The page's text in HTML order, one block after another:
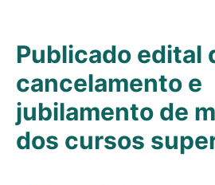
Publicado edital
cancelamento e
jubilamento de
dos cursos